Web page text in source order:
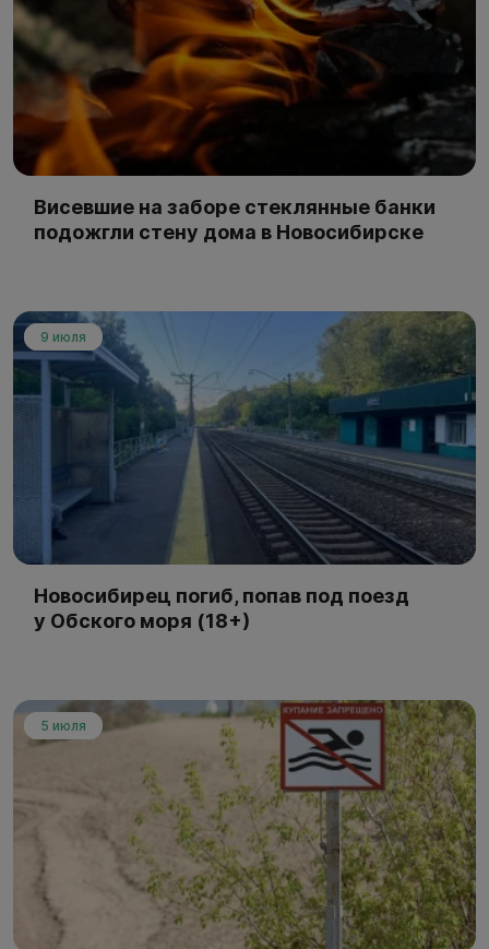
Висевшие на заборе стеклянные банки
подожгли стену дома в Новосибирске
9 июля
Новосибирец погиб, попав под поезд
у Обского моря (18+)
5 июля